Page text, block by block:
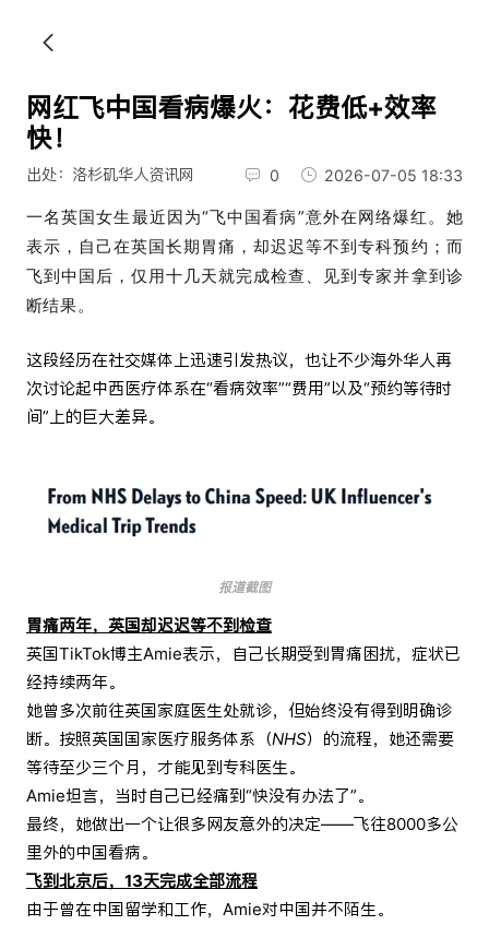
网红飞中国看病爆火：花费低+效率
快！
出处：洛杉矶华人资讯网 0 2026-07-05 18:33
一名英国女生最近因为“飞中国看病”意外在网络爆红。她
表示，自己在英国长期胃痛，却迟迟等不到专科预约；而
飞到中国后，仅用十几天就完成检查、见到专家并拿到诊
断结果。
这段经历在社交媒体上迅速引发热议，也让不少海外华人再
次讨论起中西医疗体系在“看病效率”“费用”以及“预约等待时
间”上的巨大差异。
报道截图
胃痛两年，英国却迟迟等不到检查
英国TikTok博主Amie表示，自己长期受到胃痛困扰，症状已
经持续两年。
她曾多次前往英国家庭医生处就诊，但始终没有得到明确诊
断。按照英国国家医疗服务体系（NHS）的流程，她还需要
等待至少三个月，才能见到专科医生。
Amie坦言，当时自己已经痛到“快没有办法了”。
最终，她做出一个让很多网友意外的决定——飞往8000多公
里外的中国看病。
飞到北京后，13天完成全部流程
由于曾在中国留学和工作，Amie对中国并不陌生。